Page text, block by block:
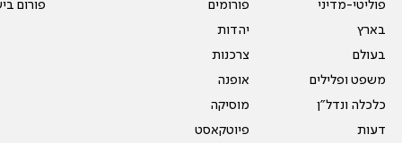
פוליטי-מדיני
בארץ
בעולם
משפט ופלילים
כלכלה ונדל"ן
דעות
פורומים
יהדות
צרכנות
אופנה
מוסיקה
פיוטקאסט
פורום